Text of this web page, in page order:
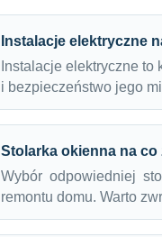
Instalacje elektryczne
Instalacje elektryczne
i bezpieczeństwo jego
Stolarka okienna na
Wybór odpowiedniej
remontu domu. Warto